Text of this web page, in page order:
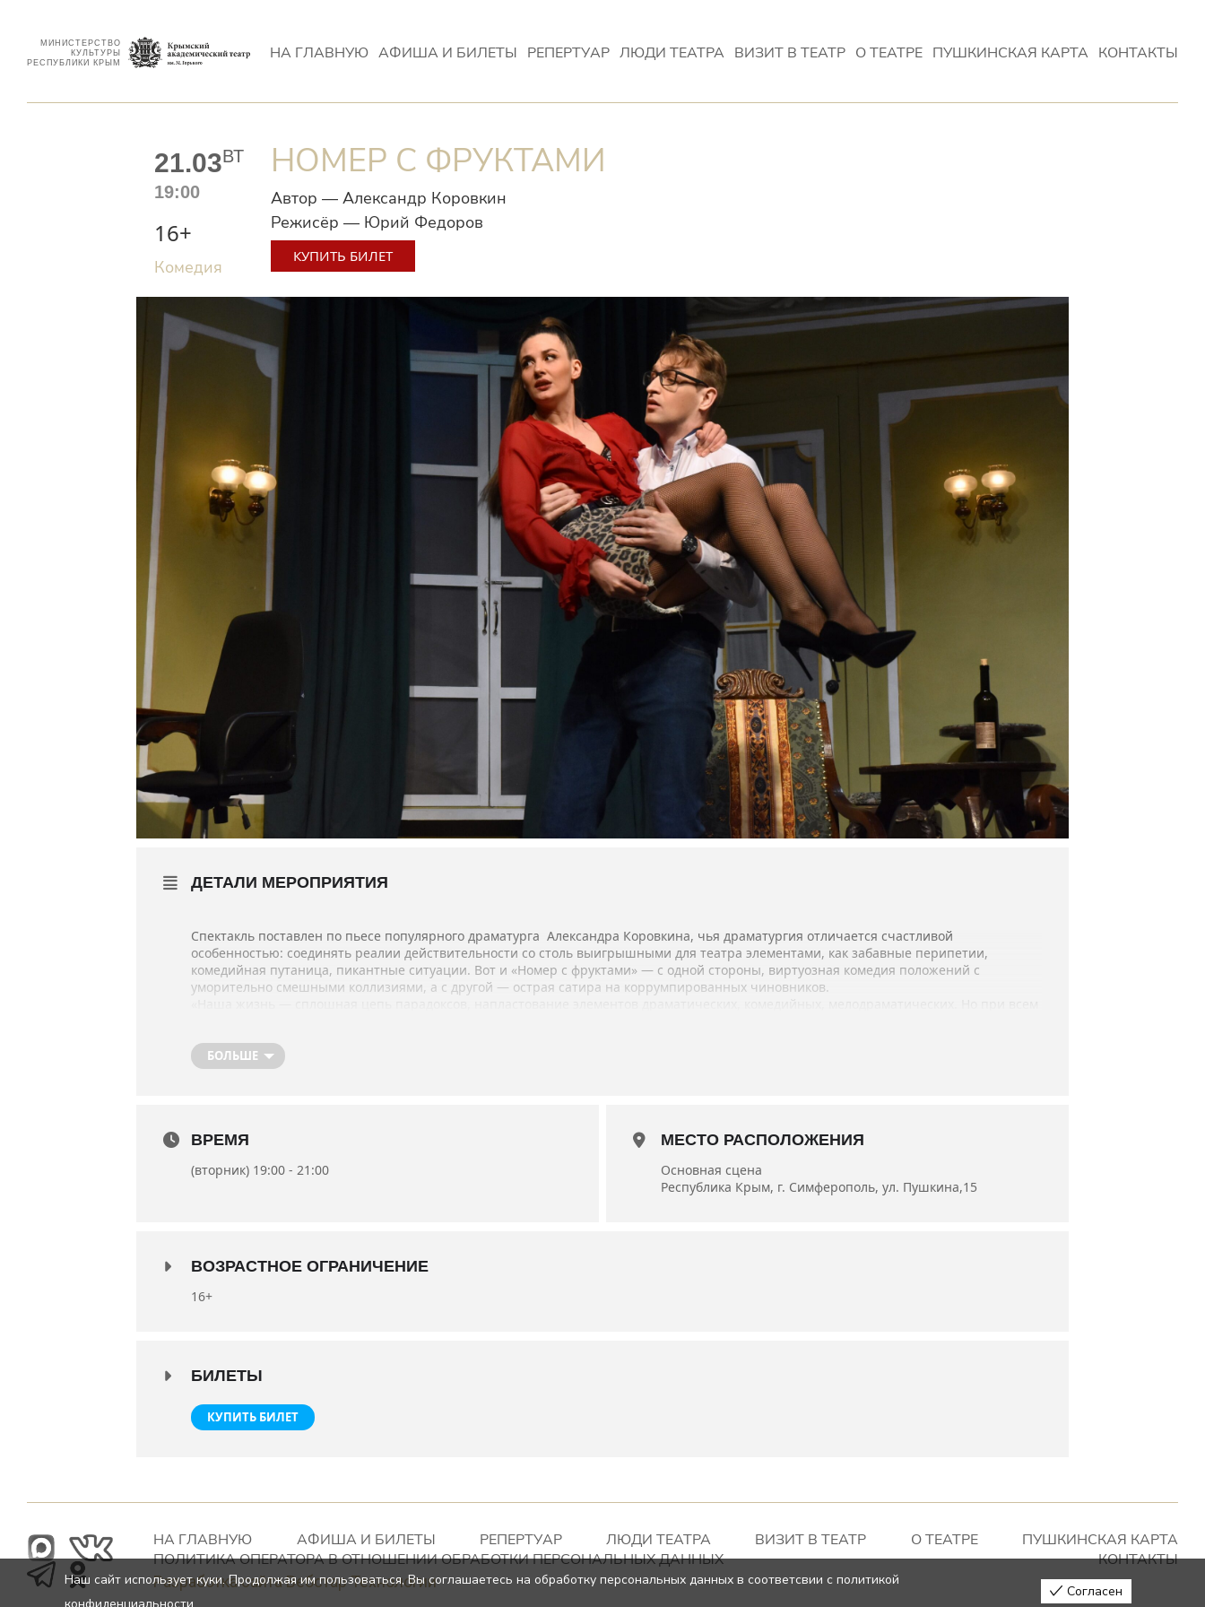
МИНИСТЕРСТВО
КУЛЬТУРЫ
РЕСПУБЛИКИ КРЫМ
НА ГЛАВНУЮ АФИША И БИЛЕТЫ РЕПЕРТУАР ЛЮДИ ТЕАТРА ВИЗИТ В ТЕАТР О ТЕАТРЕ ПУШКИНСКАЯ КАРТА КОНТАКТЫ
21.03ВТ
19:00
16+
КУПИТЬ БИЛЕТ
Автор — Александр Коровкин
Режисёр — Юрий Федоров
НОМЕР С ФРУКТАМИ
Комедия
ДЕТАЛИ МЕРОПРИЯТИЯ
Спектакль поставлен по пьесе популярного драматурга Александра Коровкина, чья драматургия отличается счастливой
особенностью: соединять реалии действительности со столь выигрышными для театра элементами, как забавные перипетии,
комедийная путаница, пикантные ситуации. Вот и «Номер с фруктами» — с одной стороны, виртуозная комедия положений с
уморительно смешными коллизиями, а с другой — острая сатира на коррумпированных чиновников.
эти моменты органично сочетаются».
Художник — постановщик — заслуженный работник культуры АРК Марина Нефедова.
БОЛЬШЕ
ВРЕМЯ
(вторник) 19:00 - 21:00
МЕСТО РАСПОЛОЖЕНИЯ
Основная сцена
Республика Крым, г. Симферополь, ул. Пушкина,15
ВОЗРАСТНОЕ ОГРАНИЧЕНИЕ
16+
БИЛЕТЫ
КУПИТЬ БИЛЕТ
НА ГЛАВНУЮ АФИША И БИЛЕТЫ РЕПЕРТУАР ЛЮДИ ТЕАТРА ВИЗИТ В ТЕАТР О ТЕАТРЕ
ПУШКИНСКАЯ КАРТА
ПОЛИТИКА ОПЕРАТОРА В ОТНОШЕНИИ ОБРАБОТКИ ПЕРСОНАЛЬНЫХ ДАННЫХ
КОНТАКТЫ
Разработка сайта Вебстар Технологии
Наш сайт использует куки. Продолжая им пользоваться, Вы соглашаетесь на обработку персональных данных в соответсвии с политикой
Согласен